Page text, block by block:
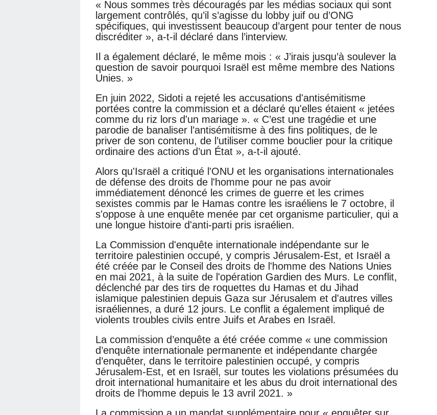
« Nous sommes très découragés par les médias sociaux qui sont
largement contrôlés, qu’il s’agisse du lobby juif ou d’ONG
spécifiques, qui investissent beaucoup d’argent pour tenter de nous
discréditer », a-t-il déclaré dans l’interview.
Il a également déclaré, le même mois : « J’irais jusqu’à soulever la
question de savoir pourquoi Israël est même membre des Nations
Unies. »
En juin 2022, Sidoti a rejeté les accusations d'antisémitisme
portées contre la commission et a déclaré qu'elles étaient « jetées
comme du riz lors d'un mariage ». « C’est une tragédie et une
parodie de banaliser l’antisémitisme à des fins politiques, de le
priver de son contenu, de l’utiliser comme bouclier pour la critique
ordinaire des actions d’un État », a-t-il ajouté.
Alors qu'Israël a critiqué l'ONU et les organisations internationales
de défense des droits de l'homme pour ne pas avoir
immédiatement dénoncé les crimes de guerre et les crimes
sexistes commis par le Hamas contre les israéliens le 7 octobre, il
s'oppose à une enquête menée par cet organisme particulier, qui a
une longue histoire d'anti-parti pris israélien.
La Commission d'enquête internationale indépendante sur le
territoire palestinien occupé, y compris Jérusalem-Est, et Israël a
été créée par le Conseil des droits de l'homme des Nations Unies
en mai 2021, à la suite de l'opération Gardien des Murs. Le conflit,
déclenché par des tirs de roquettes du Hamas et du Jihad
islamique palestinien depuis Gaza sur Jérusalem et d'autres villes
israéliennes, a duré 12 jours. Le conflit a également impliqué de
violents troubles civils entre Juifs et Arabes en Israël.
La commission d’enquête a été créée comme « une commission
d’enquête internationale permanente et indépendante chargée
d’enquêter, dans le territoire palestinien occupé, y compris
Jérusalem-Est, et en Israël, sur toutes les violations présumées du
droit international humanitaire et les abus du droit international des
droits de l’homme depuis le 13 avril 2021. »